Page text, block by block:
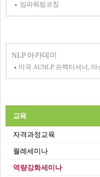
● 임파워링코칭
NLP 아카데미
● 미국 AUNLP 프렉티셔너,
교육
자격과정교육
월례세미나
역량강화세미나